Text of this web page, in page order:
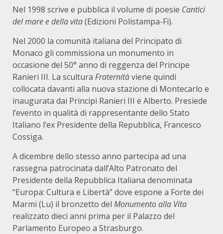
Nel 1998 scrive e pubblica il volume di poesie Cantici
del mare e della vita(Edizioni Polistampa-Fi).
Nel 2000 la comunità italiana del Principato di
Monaco gli commissiona un monumento in
occasione del 50° anno di reggenza del Principe
Ranieri III. La scultura Fraternitàviene quindi
collocata davanti alla nuova stazione di Montecarlo e
inaugurata dai Principi Ranieri III e Alberto. Presiede
l’evento in qualità di rappresentante dello Stato
Italiano l’ex Presidente della Repubblica, Francesco
Cossiga.
A dicembre dello stesso anno partecipa ad una
rassegna patrocinata dall’Alto Patronato del
Presidente della Repubblica Italiana denominata
“Europa: Cultura e Libertà” dove espone a Forte dei
Marmi (Lu) il bronzetto del Monumento alla Vita
realizzato dieci anni prima per il Palazzo del
Parlamento Europeo a Strasburgo.